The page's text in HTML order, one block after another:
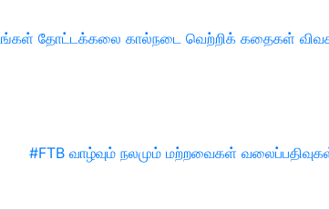
தோட்டக்கலை கால்நடை வெற்றிக் கதைகள்
#FTB வாழ்வும் நலமும் மற்றவைகள்